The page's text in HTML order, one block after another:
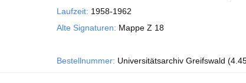
Laufzeit: 1958-1962
Alte Signaturen: Mappe Z 18
Bestellnummer: Universitätsarchiv Greifswald